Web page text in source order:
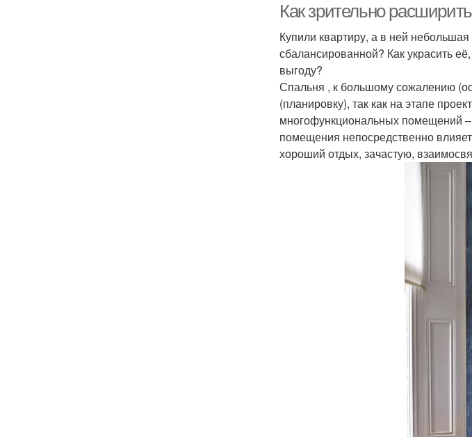
Как зрительно
Купили квартиру, а в ней
сбалансированной? Как украсить
выгоду?
Спальня , к большому сожалению
(планировку), так как на этапе
многофункциональных помещений –
помещения непосредственно
хороший отдых, зачастую,